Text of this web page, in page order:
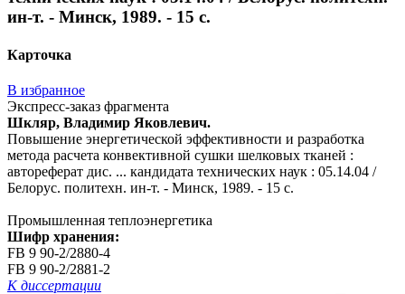
ин-т. - Минск, 1989. - 15 с.
Карточка
В избранное
Экспресс-заказ фрагмента
Шкляр, Владимир Яковлевич.
Повышение энергетической эффективности и разработка
метода расчета конвективной сушки шелковых тканей :
автореферат дис. ... кандидата технических наук : 05.14.04 /
Белорус. политехн. ин-т. - Минск, 1989. - 15 с.
Промышленная теплоэнергетика
Шифр хранения:
FB 9 90-2/2880-4
FB 9 90-2/2881-2
К диссертации